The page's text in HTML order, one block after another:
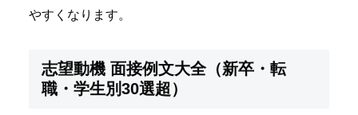
やすくなります。
志望動機 面接例文大全（新卒・転
職・学生別30選超）